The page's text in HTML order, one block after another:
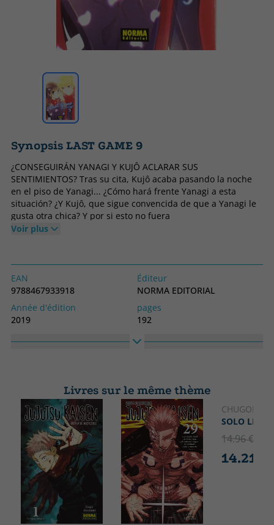
Synopsis LAST GAME 9
¿CONSEGUIRÁN YANAGI Y KUJÔ ACLARAR SUS
SENTIMIENTOS? Tras su cita, Kujô acaba pasando la noche
en el piso de Yanagi... ¿Cómo hará frente Yanagi a esta
situación? ¿Y Kujô, que sigue convencida de que a Yanagi le
gusta otra chica? Y por si esto no fuera
Voir plus
EAN
9788467933918
Éditeur
NORMA EDITORIAL
Année d'édition
2019
pages
192
langage
175
Largeur
115
Livres sur le même thème
CHUGONG
SOLO
14.96 €
14.21 €